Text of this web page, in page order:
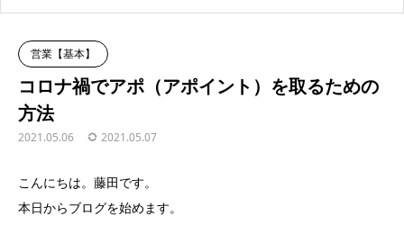
営業【基本】
コロナ禍でアポ（アポイント）を取るための
方法
2021.05.06 2021.05.07
こんにちは。藤田です。
本日からブログを始めます。